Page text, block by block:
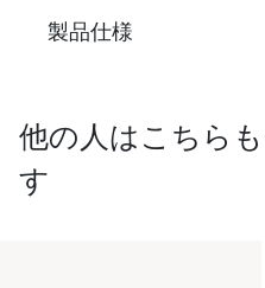
製品仕様
他の人はこちら
す